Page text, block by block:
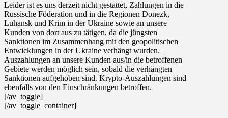
Leider ist es uns derzeit nicht gestattet, Zahlungen in die
Russische Föderation und in die Regionen Donezk,
Luhansk und Krim in der Ukraine sowie an unsere
Kunden von dort aus zu tätigen, da die jüngsten
Sanktionen im Zusammenhang mit den geopolitischen
Entwicklungen in der Ukraine verhängt wurden.
Auszahlungen an unsere Kunden aus/in die betroffenen
Gebiete werden möglich sein, sobald die verhängten
Sanktionen aufgehoben sind. Krypto-Auszahlungen sind
ebenfalls von den Einschränkungen betroffen.
[/av_toggle]
[/av_toggle_container]